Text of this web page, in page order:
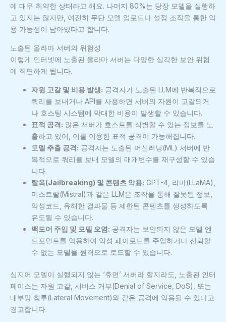
에 매우 취약한 상태라고 해요. 나머지 80%는 당장 모델을 실행하
고 있지는 않지만, 여전히 무단 모델 업로드나 설정 조작을 통한 악
용 가능성이 남아있다고 합니다.
노출된 올라마 서버의 위험성
이렇게 인터넷에 노출된 올라마 서버는 다양한 심각한 보안 위협
에 직면하게 됩니다.
자원 고갈 및 비용 발생: 공격자가 노출된 LLM에 반복적으로
쿼리를 보내거나 API를 사용하면 서버의 자원이 고갈되거
나 호스팅 시스템에 막대한 비용이 발생할 수 있습니다.
표적 공격: 많은 서버가 호스트를 식별할 수 있는 정보를 노
출하고 있어, 이를 이용한 표적 공격이 가능해집니다.
모델 추출 공격: 공격자는 노출된 머신러닝(ML) 서버에 반
복적으로 쿼리를 보내 모델의 매개변수를 재구성할 수 있습
니다.
탈옥(Jailbreaking) 및 콘텐츠 악용: GPT-4, 라마(LLaMA),
미스트랄(Mistral)과 같은 LLM은 조작을 통해 잘못된 정보,
악성코드, 유해한 결과물 등 제한된 콘텐츠를 생성하도록
유도될 수 있습니다.
백도어 주입 및 모델 오염: 공격자는 보안되지 않은 모델 엔
드포인트를 악용하여 악성 페이로드를 주입하거나 신뢰할
수 없는 모델을 원격으로 로드할 수 있습니다.
심지어 모델이 실행되지 않는 ‘휴면’ 서버라 할지라도, 노출된 인터
페이스는 자원 고갈, 서비스 거부(Denial of Service, DoS), 또는
내부망 침투(Lateral Movement)와 같은 공격에 악용될 수 있다고
경고합니다.